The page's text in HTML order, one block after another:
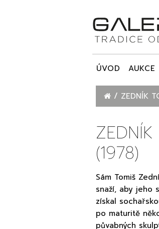
ÚVOD AUKCE
(1978)
Sám Tomiš
snaží, aby jeho
získal
po maturitě
půvabných
ZEDNÍK